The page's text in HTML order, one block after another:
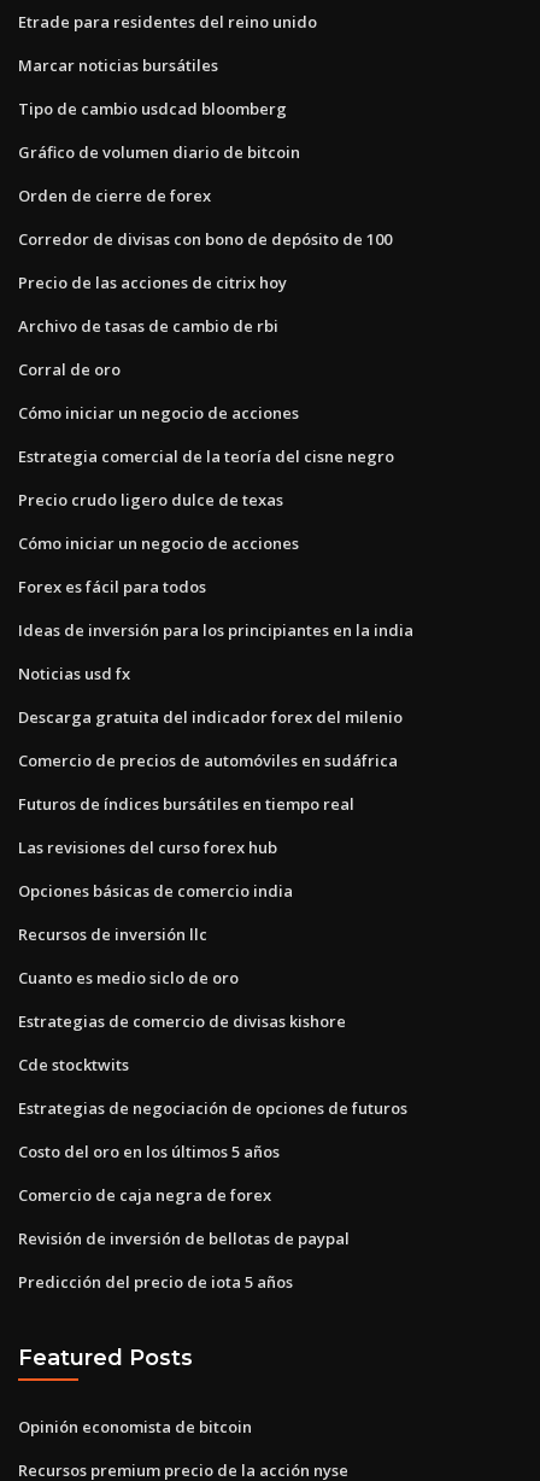
Etrade para residentes del reino unido
Marcar noticias bursátiles
Tipo de cambio usdcad bloomberg
Gráfico de volumen diario de bitcoin
Orden de cierre de forex
Corredor de divisas con bono de depósito de 100
Precio de las acciones de citrix hoy
Archivo de tasas de cambio de rbi
Corral de oro
Cómo iniciar un negocio de acciones
Estrategia comercial de la teoría del cisne negro
Precio crudo ligero dulce de texas
Cómo iniciar un negocio de acciones
Forex es fácil para todos
Ideas de inversión para los principiantes en la india
Noticias usd fx
Descarga gratuita del indicador forex del milenio
Comercio de precios de automóviles en sudáfrica
Futuros de índices bursátiles en tiempo real
Las revisiones del curso forex hub
Opciones básicas de comercio india
Recursos de inversión llc
Cuanto es medio siclo de oro
Estrategias de comercio de divisas kishore
Cde stocktwits
Estrategias de negociación de opciones de futuros
Costo del oro en los últimos 5 años
Comercio de caja negra de forex
Revisión de inversión de bellotas de paypal
Predicción del precio de iota 5 años
Featured Posts
Opinión economista de bitcoin
Recursos premium precio de la acción nyse